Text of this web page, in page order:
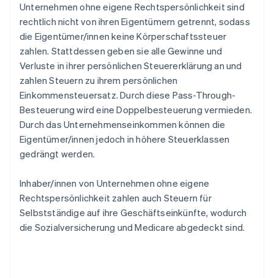
Unternehmen ohne eigene Rechtspersönlichkeit sind
rechtlich nicht von ihren Eigentümern getrennt, sodass
die Eigentümer/innen keine Körperschaftssteuer
zahlen. Stattdessen geben sie alle Gewinne und
Verluste in ihrer persönlichen Steuererklärung an und
zahlen Steuern zu ihrem persönlichen
Einkommensteuersatz. Durch diese Pass-Through-
Besteuerung wird eine Doppelbesteuerung vermieden.
Durch das Unternehmenseinkommen können die
Eigentümer/innen jedoch in höhere Steuerklassen
gedrängt werden.
Inhaber/innen von Unternehmen ohne eigene
Rechtspersönlichkeit zahlen auch Steuern für
Selbstständige auf ihre Geschäftseinkünfte, wodurch
die Sozialversicherung und Medicare abgedeckt sind.